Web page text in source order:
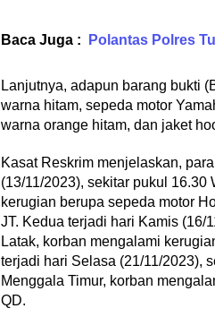
Baca Juga : Polantas Polres
Lanjutnya, adapun barang bukti
warna hitam, sepeda motor
warna orange hitam, dan jaket
Kasat Reskrim menjelaskan,
(13/11/2023), sekitar pukul
kerugian berupa sepeda motor
JT. Kedua terjadi hari Kamis (16/
Latak, korban mengalami
terjadi hari Selasa (21/11/2023),
Menggala Timur, korban
QD.